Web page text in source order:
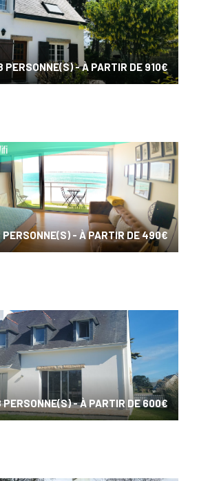
PERSONNE(S) - À PARTIR DE 910€
PERSONNE(S) - À PARTIR DE 490€
PERSONNE(S) - À PARTIR DE 600€